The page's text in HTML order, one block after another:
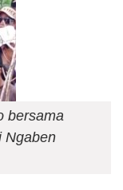
bersama
Ngaben